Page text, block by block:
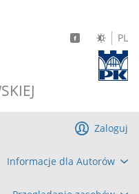
PL
Informacje dla Autorów
Zaloguj